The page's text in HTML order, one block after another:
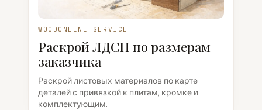
WOODONLINE SERVICE
Раскрой ЛДСП по размерам
заказчика
Раскрой листовых материалов по карте
деталей с привязкой к плитам, кромке и
комплектующим.